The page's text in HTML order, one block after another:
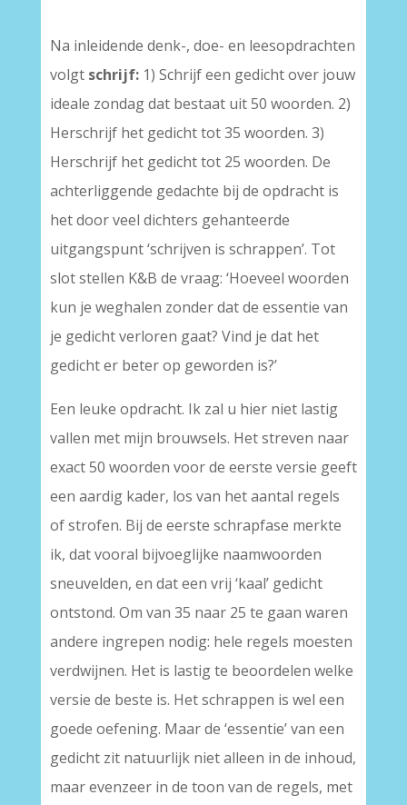
Na inleidende denk-, doe- en leesopdrachten
volgt schrijf:1) Schrijf een gedicht over jouw
ideale zondag dat bestaat uit 50 woorden. 2)
Herschrijf het gedicht tot 35 woorden. 3)
Herschrijf het gedicht tot 25 woorden. De
achterliggende gedachte bij de opdracht is
het door veel dichters gehanteerde
uitgangspunt ‘schrijven is schrappen’. Tot
slot stellen K&B de vraag: ‘Hoeveel woorden
kun je weghalen zonder dat de essentie van
je gedicht verloren gaat? Vind je dat het
gedicht er beter op geworden is?’
Een leuke opdracht. Ik zal u hier niet lastig
vallen met mijn brouwsels. Het streven naar
exact 50 woorden voor de eerste versie geeft
een aardig kader, los van het aantal regels
of strofen. Bij de eerste schrapfase merkte
ik, dat vooral bijvoeglijke naamwoorden
sneuvelden, en dat een vrij ‘kaal’ gedicht
ontstond. Om van 35 naar 25 te gaan waren
andere ingrepen nodig: hele regels moesten
verdwijnen. Het is lastig te beoordelen welke
versie de beste is. Het schrappen is wel een
goede oefening. Maar de ‘essentie’ van een
gedicht zit natuurlijk niet alleen in de inhoud,
maar evenzeer in de toon van de regels, met